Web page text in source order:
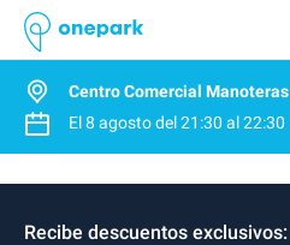
Centro Comercial Manoteras
El8 agostodel21:30 al22:30
Recibe descuentos exclusivos: